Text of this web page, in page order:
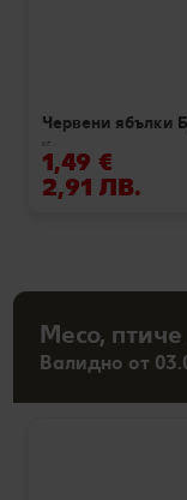
Червени ябълки
кг
1,49 €
2,91 ЛВ.
Месо,
Валидно от